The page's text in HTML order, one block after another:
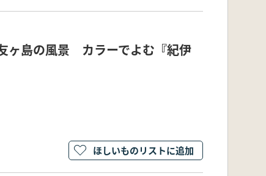
島の風景 カラーでよむ『紀伊
ほしいものリストに追加